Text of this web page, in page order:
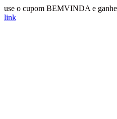
use o cupom BEMVINDA e
link